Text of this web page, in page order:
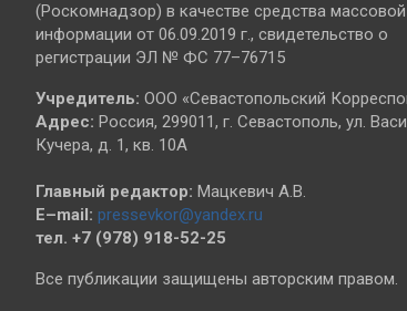
(Роскомнадзор) в качестве средства массовой
информации от 06.09.2019 г., свидетельство о
регистрации ЭЛ № ФС 77–76715
Учредитель: ООО «Севастопольский
Адрес: Россия, 299011, г. Севастополь, ул.
Кучера, д. 1, кв. 10А
Главный редактор: Мацкевич А.В.
E–mail: pressevkor@yandex.ru
тел. +7 (978) 918-52-25
Все публикации защищены авторским правом.